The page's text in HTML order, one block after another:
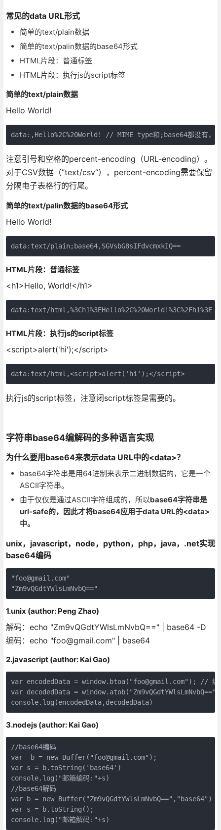
常见的data URL形式
简单的text/plain数据
简单的text/palin数据的base64形式
HTML片段：普通标签
HTML片段：执行js的script标签
简单的text/plain数据
Hello World!
data:,Hello%2C%20World! // MIME type和;base64都没有，
注意引号和空格的percent-encoding（URL-encoding）。
对于CSV数据（”text/csv“），percent-encoding需要保留
分隔电子表格行的行尾。
简单的text/palin数据的base64形式
Hello World!
data:text/plain;base64,SGVsbG8sIFdvcmxkIQ==
HTML片段：普通标签
<h1>Hello, World!</h1>
data:text/html,%3Ch1%3EHello%2C%20World!%3C%2Fh1%3E
HTML片段：执行js的script标签
<script>alert('hi');</script>
data:text/html,<script>alert('hi');</script>
执行js的script标签，注意闭script标签是需要的。
字符串base64编解码的多种语言实现
为什么要用base64来表示data URL中的<data>？
base64字符串是用64进制来表示二进制数据的，它是一个
ASCII字符串。
由于仅仅是通过ASCII字符组成的，所以base64字符串是
url-safe的，因此才将base64应用于data URL的<data>
中。
unix，javascript，node，python，php，java，.net实现
base64编码
"foo@gmail.com"
"Zm9vQGdtYWlsLmNvbQ=="
1.unix (author: Peng Zhao)
解码：echo "Zm9vQGdtYWlsLmNvbQ==" | base64 -D
编码：echo "foo@gmail.com" | base64
2.javascript (author: Kai Gao)
var encodedData = window.btoa("foo@gmail.com"); // 编
var decodedData =
console.log(encodedData,decodedData)
3.nodejs (author: Kai Gao)
//base64编码
var  b = new Buffer("foo@gmail.com");
var s = b.toString('base64')
console.log("邮箱编码:"+s)
//base64解码
var b = new Buffer("Zm9vQGdtYWlsLmNvbQ==","base64")
var s = b.toString();
console.log("邮箱解码:"+s)